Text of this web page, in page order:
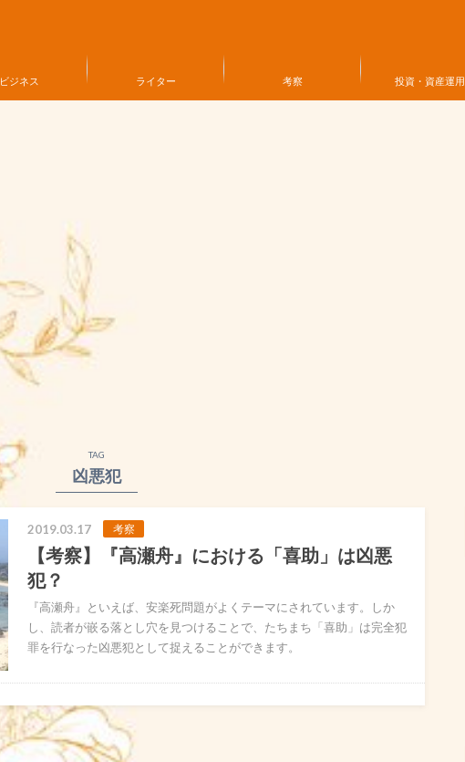
ビジネス ライター 考察 投資・資産運用
TAG
凶悪犯
2019.03.17 考察
【考察】『高瀬舟』における「喜助」は凶悪
犯？
『高瀬舟』といえば、安楽死問題がよくテーマにされています。しか
し、読者が嵌る落とし穴を見つけることで、たちまち「喜助」は完全犯
罪を行なった凶悪犯として捉えることができます。